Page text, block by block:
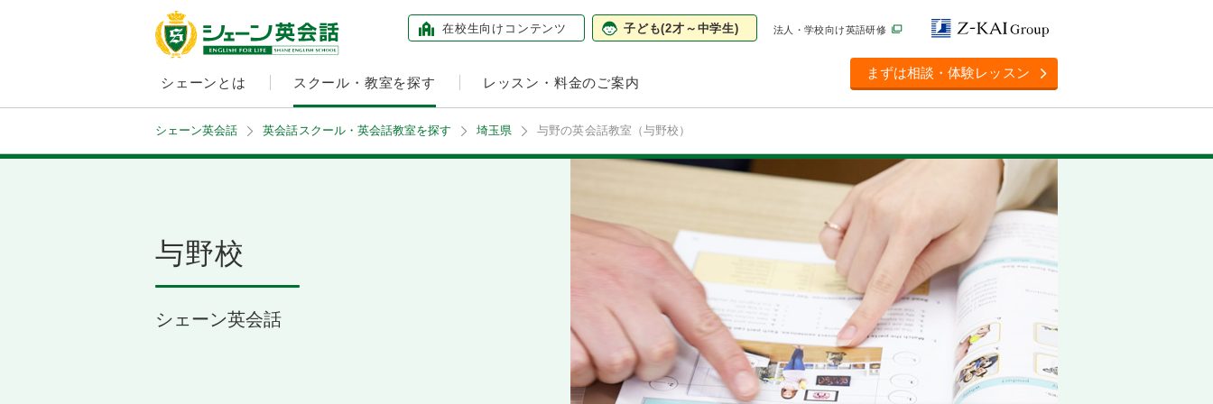
在校生向けコンテンツ 子ども(2才～中学生) 法人・学校向け英語研修
シェーンとは スクール・教室を探す レッスン・料金のご案内
まずは相談・体験レッスン
シェーン英会話 英会話スクール・英会話教室を探す 埼玉県 与野の英会話教室（与野校）
シェーン英会話
与野校